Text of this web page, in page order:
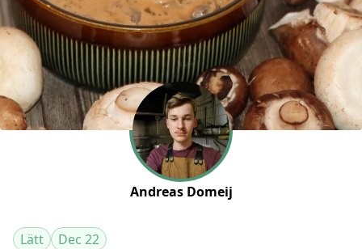
Andreas Domeij
Lätt Dec 22